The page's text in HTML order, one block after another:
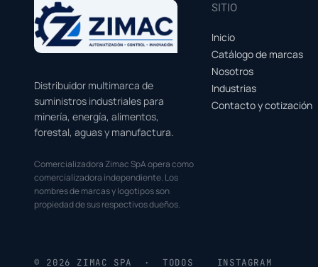
Distribuidor multimarca de
suministros industriales para
minería, energía, alimentos,
forestal, aguas y manufactura.
Comercializadora Zimac SpA opera como
comercializadora independiente. Los
nombres de marcas y logotipos son
propiedad de sus respectivos dueños.
SITIO
Inicio
Catálogo de marcas
Nosotros
Industrias
Contacto y cotización
© 2026 ZIMAC SPA · TODOS
INSTAGRAM